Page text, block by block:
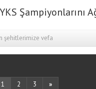
şehitlerimize vefa
1 2 3 »